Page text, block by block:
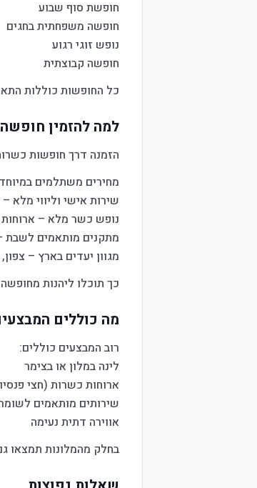
חופשת סוף שבוע
חופשה משפחתית בחגים
נופש זוגי רגוע
חופשה קבוצתית
כל החופשות כוללות
למה להזמין
הזמנה דרך חופשות
מחירים משתלמים
שירות אישי וליווי מלא
נופש כשר מלא –
מתקנים מותאמים לשבת
מגוון יעדים בארץ –
כך תוכלו ליהנות
מה כוללים
רוב המבצעים כוללים:
לינה במלון או בצימר
ארוחות כשרות (חצי
שירותים מותאמים
אווירה דתית נעימה
בחלק מהמלונות תמצאו